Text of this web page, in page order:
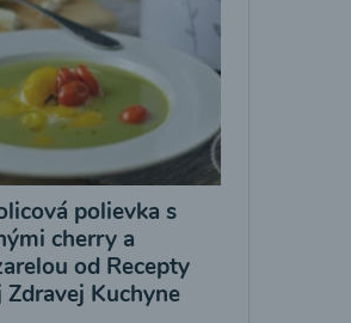
polievka s
cherry a
od Recepty
Zdravej Kuchyne